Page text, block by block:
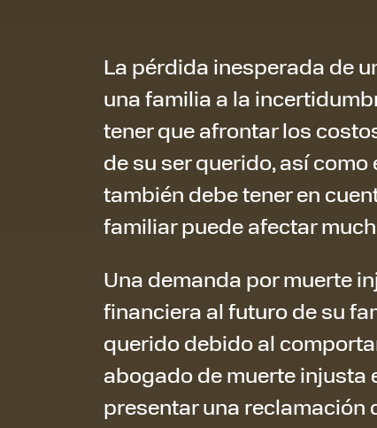
La pérdida inesperada de
una familia a la
tener que afrontar los
de su ser querido, así
también debe tener en
familiar puede afectar
Una demanda por muerte
financiera al futuro de su
querido debido al
abogado de muerte injusta
presentar una reclamación